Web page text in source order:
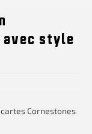
avec style